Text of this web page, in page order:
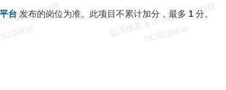
台发布的岗位为准。此项目不累计加分，最多1分。
北
洋
维
基
＆
2
0
2
6
级
新
生
Q
Q
群
1
0
2
8
2
2
6
8
3
8